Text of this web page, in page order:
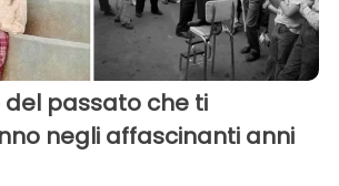
del passato che ti
negli affascinanti anni